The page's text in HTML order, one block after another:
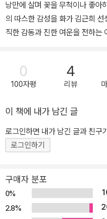
낭만에 살며 꽃을 무척이나 좋아
의 따스한 감성을 화가 김근희
직한 감동과 진한 여운을 전하는
시골 소년에서 감성적이고 연약
가는 낭만적인 아버지로, 그리고
버지의 이야기를 아름답게 그려
≪꽃할배≫가 출간되었습니다. 당
게 된, 든든하지도 자상하지도 않
자리를 그 자체로 받아들이는 담
책은 어린 독자뿐만 아니라 어른
진한 감동을 주며, 엄마와 아이
통하며 서로의 추억을 돌아볼 수
0
100자평
4
리뷰
이 책에 내가 남긴 글
로그인하면 내가 남긴 글과 친구
로그인하기
구매자 분포
0%
2.8%